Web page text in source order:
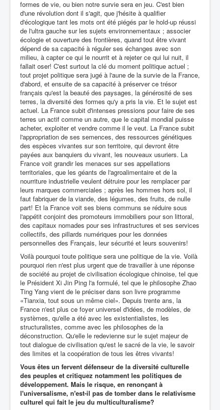
formes de vie, ou bien notre survie sera en jeu. C'est bien
d'une révolution dont il s'agit, que j'hésite à qualifier
d'écologique tant les mots ont été piégés par le hold-up réussi
de l'ultra gauche sur les sujets environnementaux ; associer
écologie et ouverture des frontières, quand tout être vivant
dépend de sa capacité à réguler ses échanges avec son
milieu, à capter ce qui le nourrit et à rejeter ce qui lui nuit, il
fallait oser! C'est surtout la clé du moment politique actuel ;
tout projet politique sera jugé à l'aune de la survie de la France,
d'abord, et ensuite de sa capacité à préserver ce trésor
français qu'est la beauté des paysages, la générosité de ses
terres, la diversité des formes qu'y a pris la vie. Et le sujet est
actuel. La France subit d'intenses pressions pour faire de ses
terres un actif comme un autre, que le capital mondial puisse
acheter, exploiter et vendre comme il le veut. La France subit
l'appropriation de ses semences, des ressources génétiques
des espèces vivantes sur son territoire, qui devront être
payées aux banquiers du vivant, les nouveaux usuriers. La
France voit grandir les menaces sur ses appellations
territoriales, que les géants de l'agroalimentaire et de la
nourriture industrielle veulent détruire pour les remplacer par
leurs marques commerciales ; après les hommes hors sol, il
faut fabriquer de la viande, des légumes, des fruits, de nulle
part! Et la France voit ses biens communs se réduire sous
l'appétit conjoint des promoteurs immobiliers pour son littoral,
des capitaux nomades pour ses infrastructures et ses services
collectifs, des pillards numériques pour les données
personnelles des Français, leur sécurité et leurs souvenirs!
Voilà pourquoi toute politique sera une politique de la vie. Voilà
pourquoi rien n'est plus urgent que de travailler à une réponse
de société au projet de civilisation écologique chinoise, tel que
le Président Xi Jin Ping l'a formulé, tel que le philosophe Zhao
Ting Yang vient de le préciser dans son livre programme
«Tianxia, tout sous un même ciel». Depuis trente ans, la
France n'est plus ce foyer universel d'idées, de modèles, de
systèmes, qu'elle a été avec les existentialistes, les
structuralistes, comme avec les philosophes de la
déconstruction. Qu'elle le redevienne sur le sujet majeur de
tout dialogue de civilisation qu'est le sacré de la vie, le savoir
des limites et la coopération de tous les êtres vivants!
Vous êtes un fervent défenseur de la diversité culturelle
des peuples et critiquez notamment les politiques de
développement. Mais le risque, en renonçant à
l'universalisme, n'est-il pas de tomber dans le relativisme
culturel qui fait le jeu du multiculturalisme?